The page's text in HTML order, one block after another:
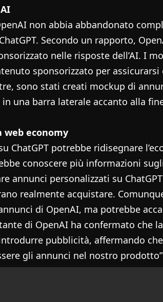
non abbia abbandonato
Secondo un rapporto,
nelle risposte dell’AI. I
sponsorizzato per
sono stati creati mockup di
in una barra laterale accanto alla
economy
ChatGPT potrebbe ridisegnare
conoscere più informazioni
annunci personalizzati su
realmente acquistare.
di OpenAI, ma potrebbe
di OpenAI ha confermato che
pubblicità, affermando
gli annunci nel nostro